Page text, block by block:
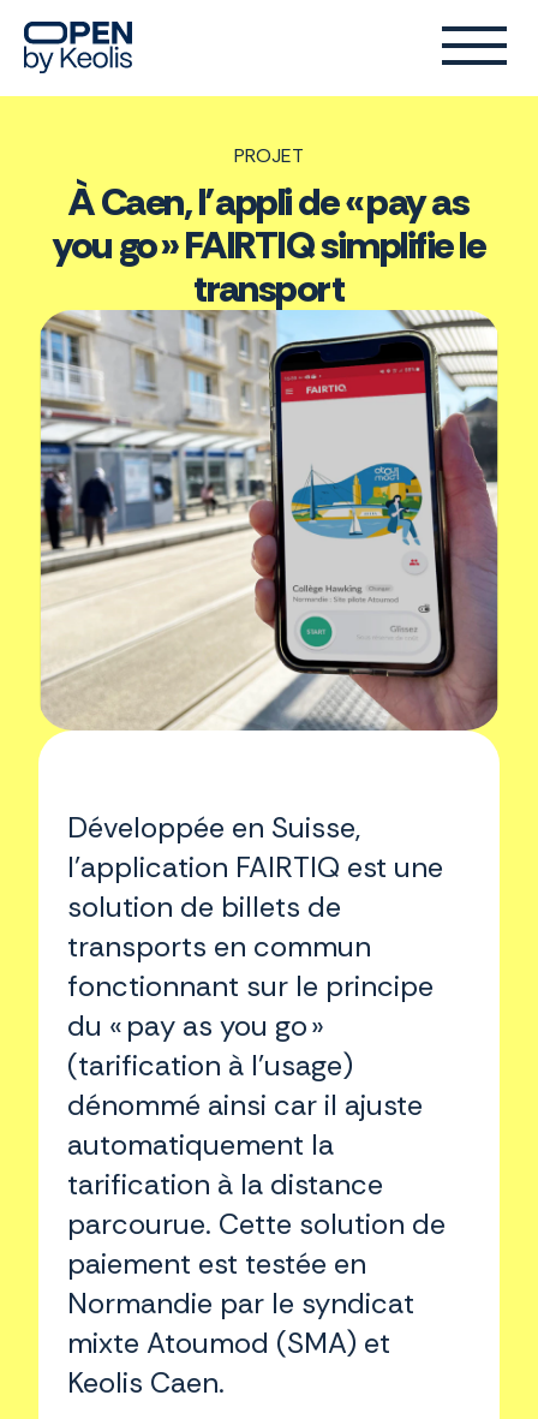
PROJET
À Caen, l’appli de « pay as
you go » FAIRTIQ simplifie le
transport
Développée en Suisse,
l’application FAIRTIQ est une
solution de billets de
transports en commun
fonctionnant sur le principe
du « pay as you go »
(tarification à l’usage)
dénommé ainsi car il ajuste
automatiquement la
tarification à la distance
parcourue. Cette solution de
paiement est testée en
Normandie par le syndicat
mixte Atoumod (SMA) et
Keolis Caen.